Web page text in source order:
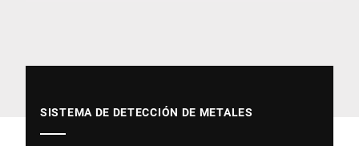
SISTEMA DE DETECCIÓN DE METALES